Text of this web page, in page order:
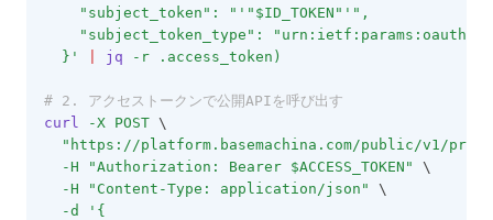
    "subject_token": "'"$ID_TOKEN"'",
"subject_token_type":
  }'
jq -r .access_token )
# 2. アクセストークンで公開APIを呼び出す
curl
-X POST \
"https://platform.basemachina.com/public/v1/
-H
"Authorization: Bearer $ACCESS_TOKEN"
\
-H
"Content-Type: application/json"
\
-d
'{